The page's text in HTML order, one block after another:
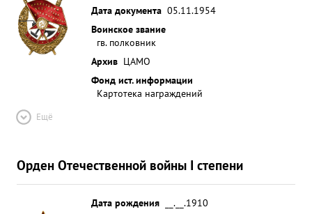
Дата документа 05.11.1954
Воинское звание
гв. полковник
Архив ЦАМО
Фонд ист. информации
Картотека награждений
Ещё
Орден Отечественной войны I степени
Дата рождения
__.__.1910